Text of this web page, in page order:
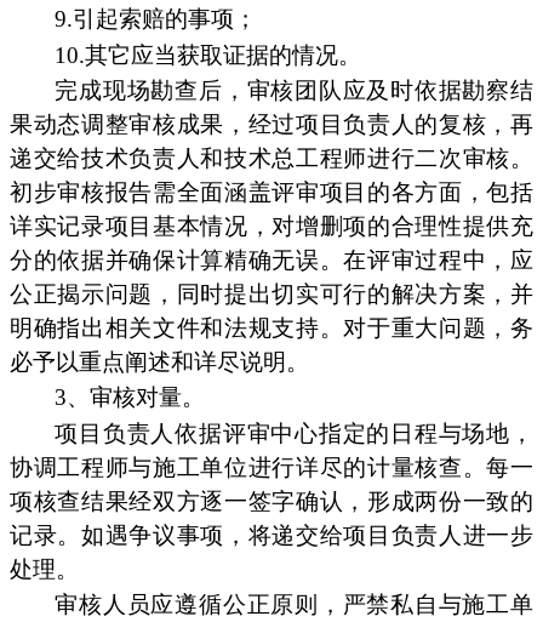
9.引起索赔的事项；
10.其它应当获取证据的情况。
完成现场勘查后，审核团队应及时依据勘察结
果动态调整审核成果，经过项目负责人的复核，再
递交给技术负责人和技术总工程师进行二次审核。
初步审核报告需全面涵盖评审项目的各方面，包括
详实记录项目基本情况，对增删项的合理性提供充
分的依据并确保计算精确无误。在评审过程中，应
公正揭示问题，同时提出切实可行的解决方案，并
明确指出相关文件和法规支持。对于重大问题，务
必予以重点阐述和详尽说明。
3、审核对量。
项目负责人依据评审中心指定的日程与场地，
协调工程师与施工单位进行详尽的计量核查。每一
项核查结果经双方逐一签字确认，形成两份一致的
记录。如遇争议事项，将递交给项目负责人进一步
处理。
审核人员应遵循公正原则，严禁私自与施工单